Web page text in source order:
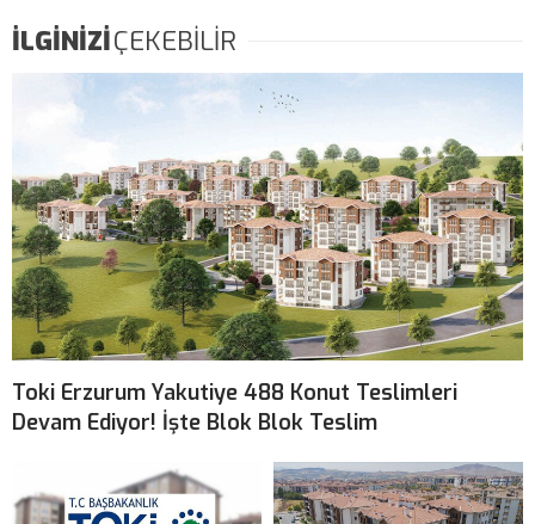
İLGİNİZİÇEKEBİLİR
Toki Erzurum Yakutiye 488 Konut Teslimleri
Devam Ediyor! İşte Blok Blok Teslim